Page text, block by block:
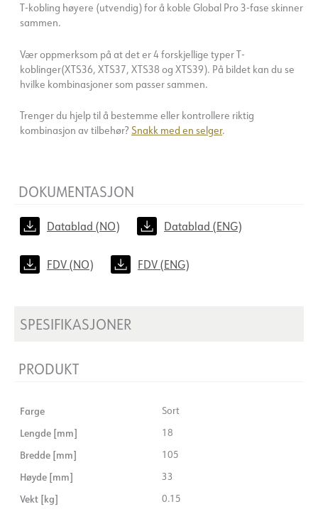
T-kobling høyere (utvendig) for å koble Global Pro 3-fase skinner
sammen.
Vær oppmerksom på at det er 4 forskjellige typer T-
koblinger(XTS36, XTS37, XTS38 og XTS39). På bildet kan du se
hvilke kombinasjoner som passer sammen.
Trenger du hjelp til å bestemme eller kontrollere riktig
kombinasjon av tilbehør? Snakk med en selger.
DOKUMENTASJON
Datablad (NO) Datablad (ENG)
FDV (NO) FDV (ENG)
SPESIFIKASJONER
PRODUKT
Farge Sort
Lengde [mm] 18
Bredde [mm] 105
Høyde [mm] 33
Vekt [kg] 0.15